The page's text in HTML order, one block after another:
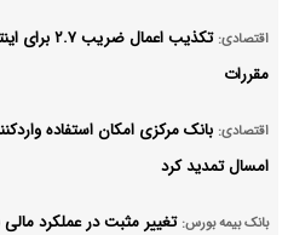
اقتصادی:
تکذیب
مقررات
اقتصادی: بانک مرکزی امکان استفاده
امسال تمدید کرد
بانک بیمه بورس: تغییر مثبت در عملکرد